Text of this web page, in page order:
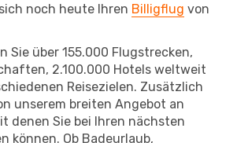
noch heute Ihren Billigflug von
Sie über 155.000 Flugstrecken,
2.100.000 Hotels weltweit
Reisezielen. Zusätzlich
unserem breiten Angebot an
denen Sie bei Ihren nächsten
können. Ob Badeurlaub,